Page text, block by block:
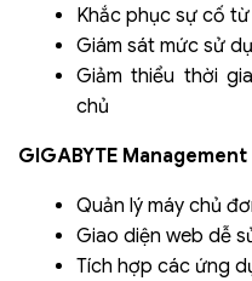
Khắc phục sự cố từ
Giám sát mức sử
Giảm thiểu thời
chủ
GIGABYTE
Quản lý máy chủ
Giao diện web dễ
Tích hợp các ứng